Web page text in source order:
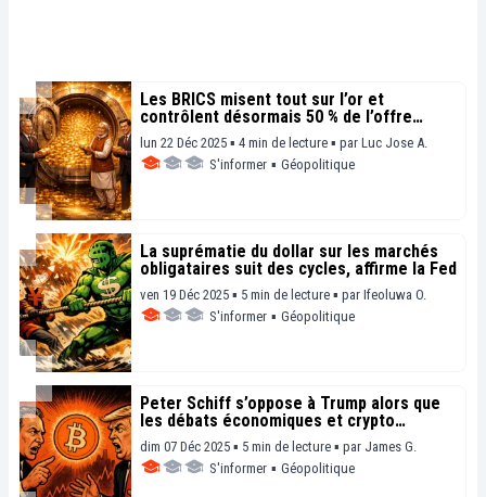
Les BRICS misent tout sur l’or et
contrôlent désormais 50 % de l’offre
mondiale
lun 22 Déc 2025 ▪ 4 min de lecture ▪ par Luc Jose A.
S'informer ▪ Géopolitique
La suprématie du dollar sur les marchés
obligataires suit des cycles, affirme la Fed
ven 19 Déc 2025 ▪ 5 min de lecture ▪ par Ifeoluwa O.
S'informer ▪ Géopolitique
Peter Schiff s’oppose à Trump alors que
les débats économiques et crypto
s’intensifient
dim 07 Déc 2025 ▪ 5 min de lecture ▪ par James G.
S'informer ▪ Géopolitique